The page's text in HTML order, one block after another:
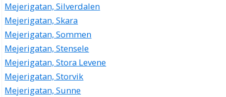
Mejerigatan, Silverdalen
Mejerigatan, Skara
Mejerigatan, Sommen
Mejerigatan, Stensele
Mejerigatan, Stora Levene
Mejerigatan, Storvik
Mejerigatan, Sunne